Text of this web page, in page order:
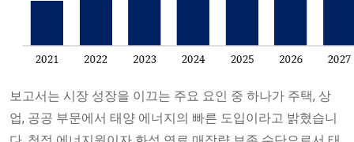
보고서는 시장 성장을 이끄는 주요 요인 중 하나가 주택, 상
업, 공공 부문에서 태양 에너지의 빠른 도입이라고 밝혔습니